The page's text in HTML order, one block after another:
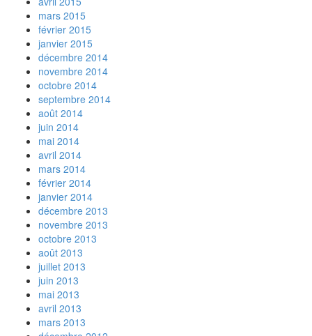
mars 2015
février 2015
janvier 2015
décembre 2014
novembre 2014
octobre 2014
septembre 2014
août 2014
juin 2014
mai 2014
avril 2014
mars 2014
février 2014
janvier 2014
décembre 2013
novembre 2013
octobre 2013
août 2013
juillet 2013
juin 2013
mai 2013
avril 2013
mars 2013